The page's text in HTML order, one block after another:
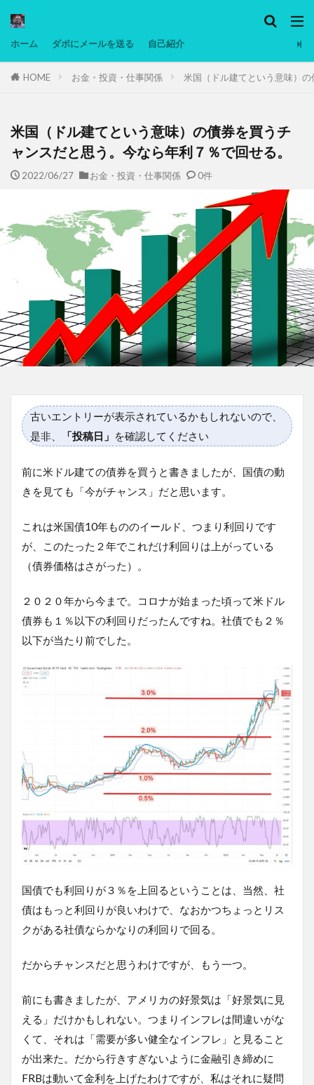
ホーム ダボにメールを送る 自己紹介
HOME お金・投資・仕事関係 米国（ドル建てという意味）
米国（ドル建てという意味）の債券を買うチ
ャンスだと思う。今なら年利７％で回せる。
2022/06/27 お金・投資・仕事関係 0件
古いエントリーが表示されているかもしれないので、
是非、
「投稿日」 を確認してください
前に米ドル建ての債券を買うと書きましたが、国債の動
きを見ても「今がチャンス」だと思います。
これは米国債10年もののイールド、つまり利回りです
が、このたった２年でこれだけ利回りは上がっている
（債券価格はさがった）。
２０２０年から今まで。コロナが始まった頃って米ドル
債券も１％以下の利回りだったんですね。社債でも２％
以下が当たり前でした。
国債でも利回りが３％を上回るということは、当然、社
債はもっと利回りが良いわけで、なおかつちょっとリス
クがある社債ならかなりの利回りで回る。
だからチャンスだと思うわけですが、もう一つ。
前にも書きましたが、アメリカの好景気は「好景気に見
える」だけかもしれない。つまりインフレは間違いがな
くて、それは「需要が多い健全なインフレ」と見ること
が出来た。だから行きすぎないように金融引き締めに
FRBは動いて金利を上げたわけですが、私はそれに疑問
タグ
マレーシア動画
ヨーグルト
低温調理・スロークッカー
低糖質ダイエット
備忘録
動画 日本人村社会